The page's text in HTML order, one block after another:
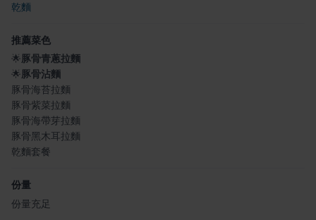
乾麵
推薦菜色
🌟 豚骨青蔥拉麵
🌟 豚骨沾麵
豚骨海苔拉麵
豚骨紫菜拉麵
豚骨海帶芽拉麵
豚骨黑木耳拉麵
乾麵套餐
份量
份量充足